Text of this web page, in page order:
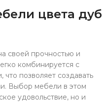
цвета дуб
своей прочностью и
комбинируется с
позволяет создавать
Выбор мебели в этом
удовольствие, но и